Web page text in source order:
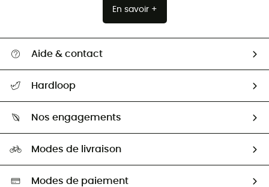
En savoir +
Aide & contact
Guide des tailles
Seconde Main
Aide & Contact
Hardloop
HardGuides
Nos engagements
Sélection éco-responsable
Modes de livraison
Modes de paiement